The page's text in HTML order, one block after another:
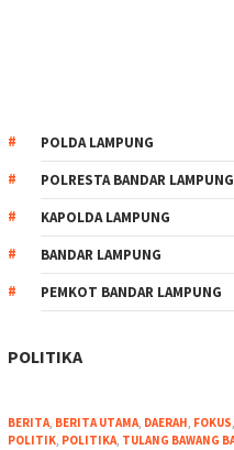
POLDA LAMPUNG
POLRESTA BANDAR LAMPUNG
KAPOLDA LAMPUNG
BANDAR LAMPUNG
PEMKOT BANDAR LAMPUNG
POLITIKA
BERITA, BERITA UTAMA, DAERAH, FOKUS,
POLITIK, POLITIKA, TULANG BAWANG